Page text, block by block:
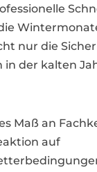
nur die
der kalten
Maß an
auf